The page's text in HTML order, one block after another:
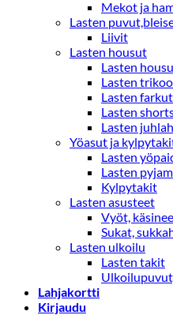
Mekot ja
Lasten
Liivit
Lasten housut
Lasten
Lasten
Lasten farkut
Lasten
Lasten
Yöasut ja
Lasten
Lasten
Kylpytakit
Lasten asusteet
Vyöt,
Sukat,
Lasten ulkoilu
Lasten takit
Lahjakortti
Kirjaudu